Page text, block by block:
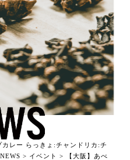
レー らっきょ:チャンドリカ:チ
NEWS > イベント >
【大阪】あべ